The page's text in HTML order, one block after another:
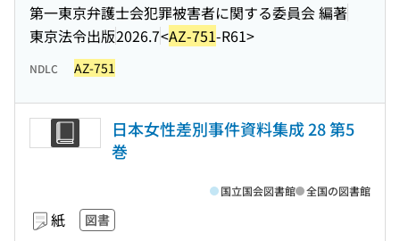
第一東京弁護士会犯罪被害者に関する委員会 編著
東京法令出版2026.7<AZ-751-R61>
NDLC AZ-751
日本女性差別事件資料集成 28 第5
巻
紙 図書
国立国会図書館 全国の図書館